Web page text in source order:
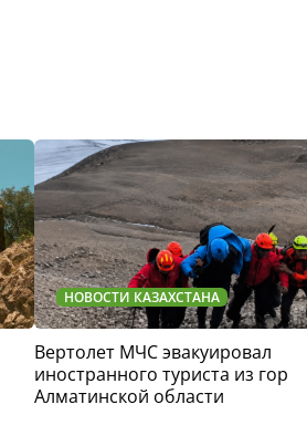
НОВОСТИ КАЗАХСТАНА
Вертолет МЧС эвакуировал
иностранного туриста из гор
Алматинской области